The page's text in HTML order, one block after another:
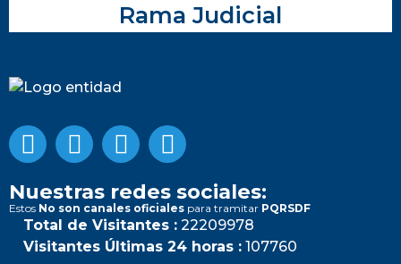
Rama Judicial
Nuestras redes sociales:
Estos No son canales oficiales para tramitar PQRSDF
Total de Visitantes : 22209978
Visitantes Últimas 24 horas : 107760